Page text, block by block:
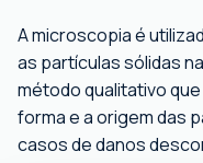
A microscopia é
as partículas sólidas
método qualitativo
forma e a origem das
casos de danos